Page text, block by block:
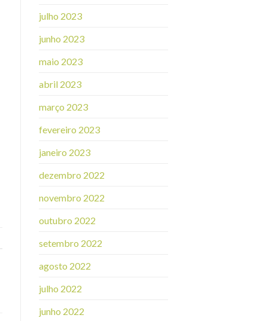
julho 2023
junho 2023
maio 2023
abril 2023
março 2023
fevereiro 2023
janeiro 2023
dezembro 2022
novembro 2022
outubro 2022
setembro 2022
agosto 2022
julho 2022
junho 2022